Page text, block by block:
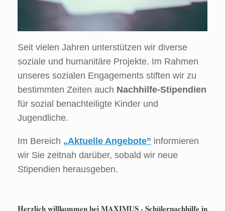
Seit vielen Jahren unterstützen wir diverse
soziale und humanitäre Projekte. Im Rahmen
unseres sozialen Engagements stiften wir zu
bestimmten Zeiten auch Nachhilfe-Stipendien
für sozial benachteiligte Kinder und
Jugendliche.
Im Bereich „Aktuelle Angebote” informieren
wir Sie zeitnah darüber, sobald wir neue
Stipendien herausgeben.
Herzlich willkommen bei MAXIMUS - Schülernachhilfe in